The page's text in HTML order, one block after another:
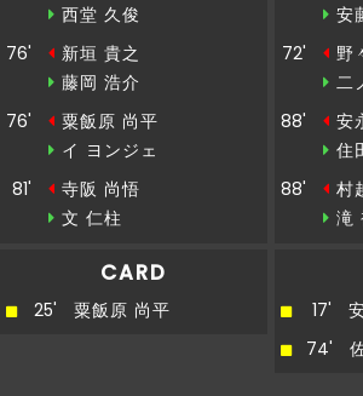
後半
菊井がペナルティエリア内
を放つも、中山にセーブさ
本：６１％
20' ここまでのスタッツ：シュ
後半
20' ここまでのスタッツ：シュ
後半
21'
中村がペナルティエリア内
を放つも、中山にセーブさ
西堂 久俊
76'
新垣 貴之
藤岡 浩介
76'
粟飯原 尚平
イ ヨンジェ
81'
寺阪 尚悟
文 仁柱
CARD
25' 粟飯原 尚平
安
72'
野
二
88'
安
住
88'
村
滝
17'
74'